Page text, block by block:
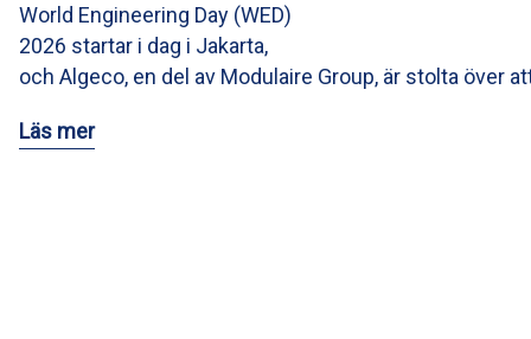
World Engineering Day (WED)
2026 startar i dag i Jakarta,
och Algeco, en del av Modulaire Group, är stolta över
Läs mer